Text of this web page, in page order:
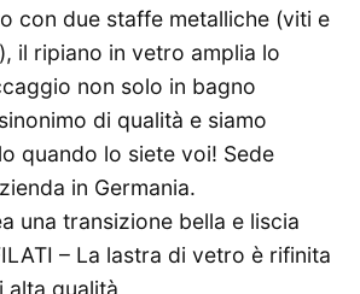
con due staffe metalliche (viti e
il ripiano in vetro amplia lo
non solo in bagno
di qualità e siamo
quando lo siete voi! Sede
in Germania.
una transizione bella e liscia
– La lastra di vetro è rifinita
alta qualità